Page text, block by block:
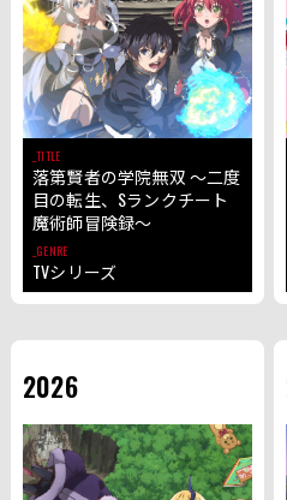
TITLE
落第賢者の学院無双 ～二度
目の転生、Sランクチート
魔術師冒険録～
GENRE
TVシリーズ